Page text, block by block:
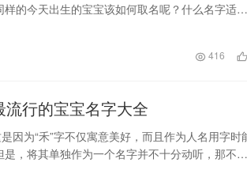
的今天出生的宝宝该如何取名呢？什么名字适合
416
行的宝宝名字大全
因为“禾”字不仅寓意美好，而且作为人名用字时
，将其单独作为一个名字并不十分动听，那不如